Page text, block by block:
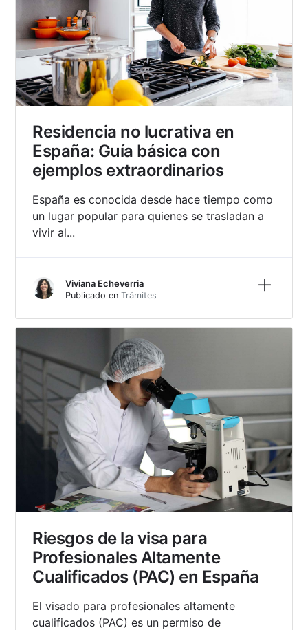
Residencia no lucrativa en
España: Guía básica con
ejemplos extraordinarios
España es conocida desde hace tiempo como
un lugar popular para quienes se trasladan a
vivir al...
Viviana Echeverria
Publicado enTrámites
Riesgos de la visa para
Profesionales Altamente
Cualificados (PAC) en España
El visado para profesionales altamente
cualificados (PAC) es un permiso de